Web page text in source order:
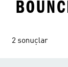
2 sonuçlar